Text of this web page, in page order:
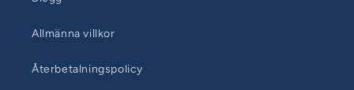
Allmänna villkor
Återbetalningspolicy